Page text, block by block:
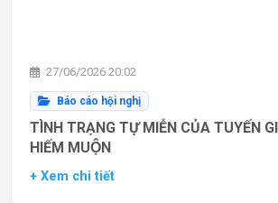
27/06/2026 20:02
Báo cáo hội nghị
TÌNH TRẠNG TỰ MIỄN CỦA TUYẾN
HIẾM MUỘN
+ Xem chi tiết